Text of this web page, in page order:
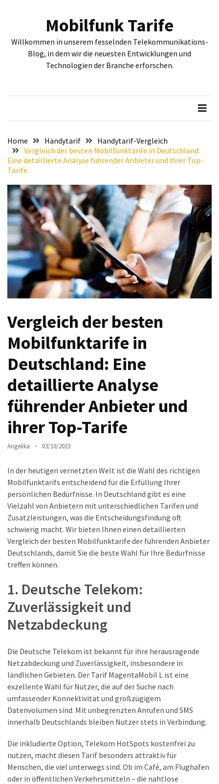
BEITRÄGE
Pixel
und
Google
Pixel
Welches
passt
am
besten
zu
dir?
Die
Tablet-
Wahl:
Ein
Vergleich
zwischen
dem
Galaxy
Tab
S10
Lite
dem
Apple
Pro
13-
Reise-
Essentials-
Ratgeber:
oder
internationale
SIM-
Karte
Was
ist
kostengünstiger?
Smartwatch
vs.
Fitnessarmband:
liegen
die
Unterschiede
Mobilfunk Tarife
Willkommen in unserem fesselnden Telekommunikations-
Blog, in dem wir die neuesten Entwicklungen und
Technologien der Branche erforschen.
Home Handytarif
Handytarif-Vergleich
Vergleich der besten Mobilfunktarife in Deutschland:
Eine detaillierte Analyse führender Anbieter und ihrer Top-
Tarife
Vergleich der besten
Mobilfunktarife in
Deutschland: Eine
detaillierte Analyse
führender Anbieter und
ihrer Top-Tarife
Angelika 03/10/2023
In der heutigen vernetzten Welt ist die Wahl des richtigen
Mobilfunktarifs entscheidend für die Erfüllung Ihrer
persönlichen Bedürfnisse. In Deutschland gibt es eine
Vielzahl von Anbietern mit unterschiedlichen Tarifen und
Zusatzleistungen, was die Entscheidungsfindung oft
schwierig macht. Wir bieten Ihnen einen detaillierten
Vergleich der besten Mobilfunktarife der führenden Anbieter
Deutschlands, damit Sie die beste Wahl für Ihre Bedürfnisse
treffen können.
1. Deutsche Telekom:
Zuverlässigkeit und
Netzabdeckung
Die Deutsche Telekom ist bekannt für ihre herausragende
Netzabdeckung und Zuverlässigkeit, insbesondere in
ländlichen Gebieten. Der Tarif MagentaMobil L ist eine
exzellente Wahl für Nutzer, die auf der Suche nach
umfassender Konnektivität und großzügigem
Datenvolumen sind. Mit unbegrenzten Anrufen und SMS
innerhalb Deutschlands bleiben Nutzer stets in Verbindung.
Die inkludierte Option, Telekom HotSpots kostenfrei zu
nutzen, macht diesen Tarif besonders attraktiv für
Menschen, die viel unterwegs sind. Ob im Café, am Flughafen
oder in öffentlichen Verkehrsmitteln – die nahtlose